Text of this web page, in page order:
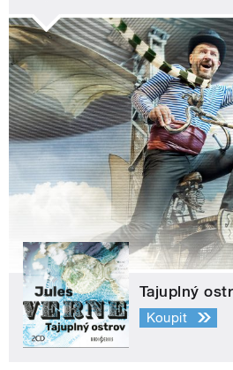
Tajuplný
Koupit